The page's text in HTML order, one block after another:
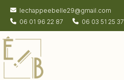
lechappeebelle29@gmail.com
06 01 96 22 87
06 03 51 25 37